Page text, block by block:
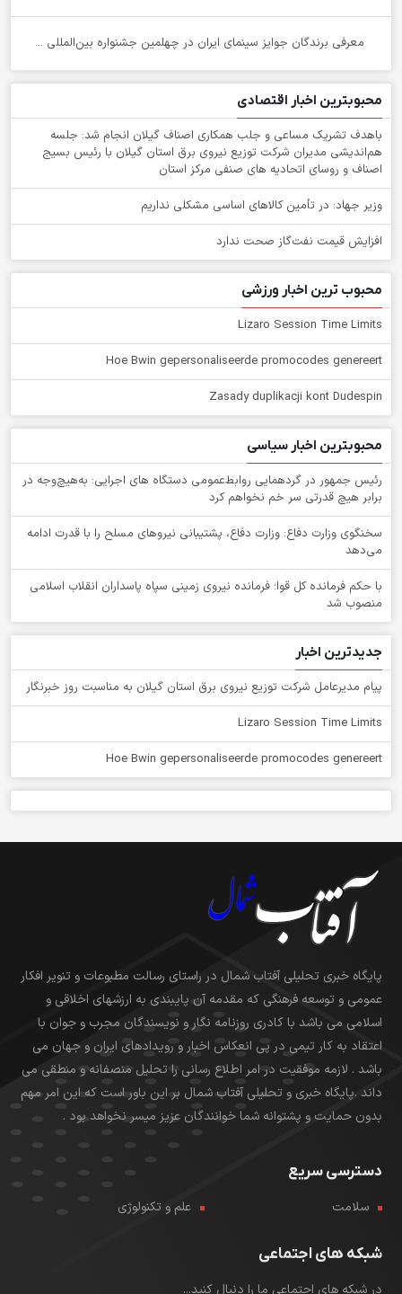
معرفی برندگان جوایز سینمای ایران در چهلمین جشنواره بین‌المللی ...
محبوبترین اخبار اقتصادی
باهدف تشریک مساعی و جلب همکاری اصناف گیلان انجام شد: جلسه
هم‌اندیشی مدیران شركت توزیع نیروی برق استان گیلان با رئیس بسیج
اصناف و روسای اتحادیه های صنفی مركز استان
وزیر جهاد: در تأمین کالاهای اساسی مشکلی نداریم
افزایش قیمت نفت‌گاز صحت ندارد
محبوب ترین اخبار ورزشی
Lizaro Session Time Limits
Hoe Bwin gepersonaliseerde promocodes genereert
Zasady duplikacji kont Dudespin
محبوبترین اخبار سیاسی
رئیس جمهور در گردهمایی روابط‌عمومی دستگاه های اجرایی: به‌هیچ‌وجه در
برابر هیچ قدرتی سر خم نخواهم کرد
سخنگوی وزارت دفاع: وزارت دفاع، پشتیبانی نیرو‌های مسلح را با قدرت ادامه
می‌دهد
با حکم فرمانده کل قوا؛ فرمانده نیروی زمینی سپاه پاسداران انقلاب اسلامی
منصوب شد
جدیدترین اخبار
پیام مدیرعامل شركت توزیع نیروی برق استان گیلان به مناسبت روز خبرنگار ‌
Lizaro Session Time Limits
Hoe Bwin gepersonaliseerde promocodes genereert
پایگاه خبری تحلیلی آفتاب شمال در راستای رسالت مطبوعات و تنویر افکار
عمومی و توسعه فرهنگی که مقدمه آن پایبندی به ارزشهای اخلاقی و
اسلامی می باشد با کادری روزنامه نگار و نویسندگان مجرب و جوان با
اعتقاد به کار تیمی در پی انعکاس اخبار و رویدادهای ایران و جهان می
باشد . لازمه موفقیت در امر اطلاع رسانی را تحلیل منصفانه و منطقی می
داند .پایگاه خبری و تحلیلی آفتاب شمال بر این باور است که این امر مهم
بدون حمایت و پشتوانه شما خوانندگان عزیز میسر نخواهد بود .
دسترسی سریع
سلامت علم و تکنولوژی
شبکه های اجتماعی
در شبکه های اجتماعی ما را دنبال کنید...